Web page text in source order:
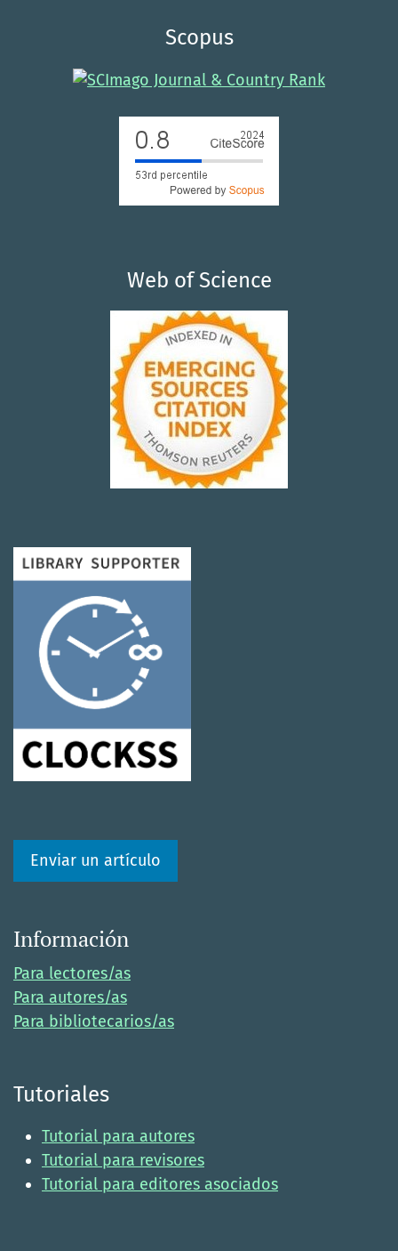
Scopus
Web of Science
Enviar un artículo
Información
Para lectores/as
Para autores/as
Para bibliotecarios/as
Tutoriales
Tutorial para autores
Tutorial para revisores
Tutorial para editores asociados